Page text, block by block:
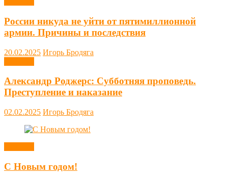
России никуда не уйти от пятимиллионной
армии. Причины и последствия
20.02.2025 Игорь Бродяга
Александр Роджерс: Субботняя проповедь.
Преступление и наказание
02.02.2025 Игорь Бродяга
С Новым годом!